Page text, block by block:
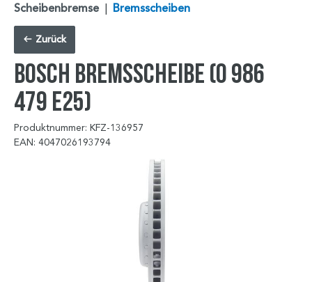
Scheibenbremse | Bremsscheiben
Zurück
BOSCH Bremsscheibe (0 986
479 E25)
Produktnummer: KFZ-136957
EAN: 4047026193794